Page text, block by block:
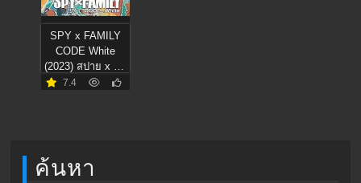
SPY x FAMILY
CODE White
(2023) สปาย x แฟ
มิลี โค้ด ไวท์
7.4
ค้นหา